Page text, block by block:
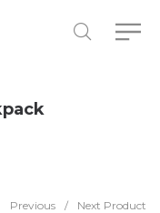
Previous / Next Product